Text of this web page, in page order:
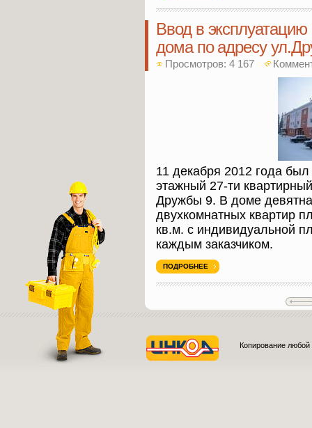
Ввод в эксплуатацию
дома по адресу
Просмотров: 4 167
11 декабря 2012 года
этажный 27-ти
Дружбы 9. В доме
двухкомнатных квартир
кв.м. с индивидуальной
каждым заказчиком.
ПОДРОБНЕЕ
Копирование